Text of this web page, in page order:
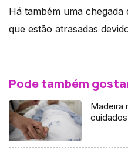
Há também uma
que estão atrasadas
Pode também
Madeira